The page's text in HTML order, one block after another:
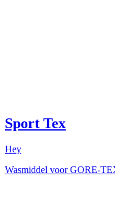
Sport Tex
Hey
Wasmiddel voor GORE-